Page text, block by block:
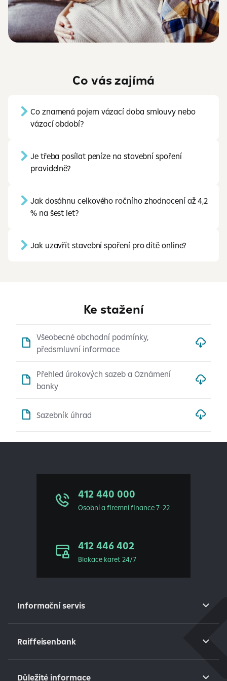
Co vás zajímá
Co znamená pojem vázací doba smlouvy nebo
vázací období?
Je třeba posílat peníze na stavební spoření
pravidelně?
Jak dosáhnu celkového ročního zhodnocení až 4,2
% na šest let?
Jak uzavřít stavební spoření pro dítě online?
Ke stažení
Všeobecné obchodní podmínky,
předsmluvní informace
Přehled úrokových sazeb a Oznámení
banky
Sazebník úhrad
412 440 000
Osobní a firemní finance 7-22
412 446 402
Blokace karet 24/7
Informační servis
Raiffeisenbank
Důležité informace